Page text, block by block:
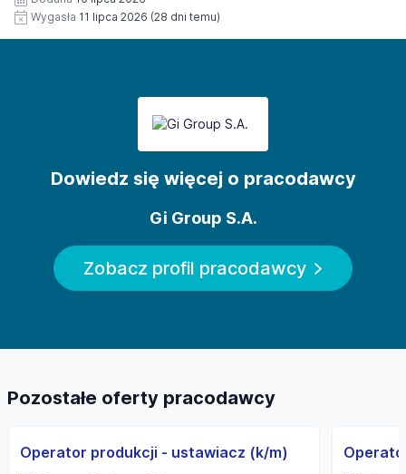
Wygasła 11 lipca 2026 (28 dni temu)
Dowiedz się więcej o pracodawcy
Gi Group S.A.
Zobacz profil pracodawcy
Pozostałe oferty pracodawcy
Operator produkcji - ustawiacz (k/m)